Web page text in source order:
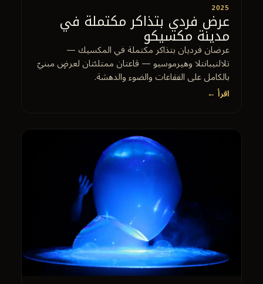
2025
عرض فردي بتذاكر مكتملة في
مدينة مكسيكو
عرضان فرديان بتذاكر مكتملة في المكسيك —
تلالنيبانتلا وهيرموسيو — قاعتان ممتلئتان لعرضٍ مبنيّ
بالكامل على الفقاعات والضوء والدهشة.
اقرأ ←